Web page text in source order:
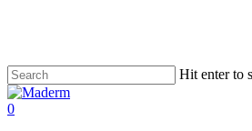
content
Hit enter to
Close
Search
search
0